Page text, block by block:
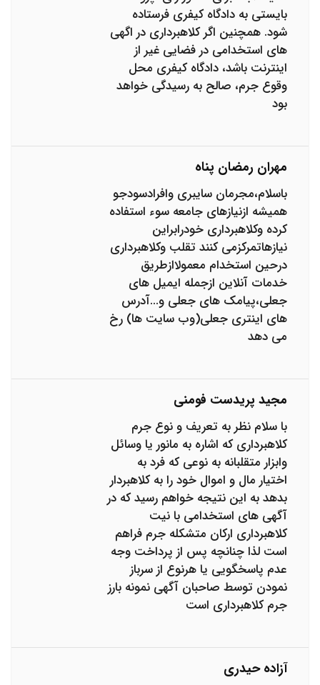
بایستی به دادگاه کیفری فرستاده
شود. همچنین اگر کلاهبرداری در اگهی
های استخدامی در فضایی غیر از
اینترنت باشد، دادگاه کیفری محل
وقوع جرم، صالح به رسیدگی خواهد
بود
مهران رمضان پناه
باسلام،مجرمان سایبری وافرادسودجو
همیشه ازنیازهای جامعه سوء استفاده
کرده وکلاهبرداری خودرابراین
نیازهاتمرکزمی کنند تقلب وکلاهبرداری
درحین استخدام معمولاازطریق
خدمات آنلاین ازجمله ایمیل های
جعلی،پیامک های جعلی و...آدرس
های اینتری جعلی(وب سایت ها) رخ
می دهد
مجید پریدست فومنی
با سلام نظر به تعریف و نوع جرم
کلاهبرداری که اشاره به مانور یا وسائل
وابزار متقلبانه به نوعی که فرد به
اختیار مال و اموال خود را به کلاهبردار
بدهد به این نتیجه خواهم رسید که در
آگهی های استخدامی با نیت
کلاهبرداری ارکان متشکله جرم فراهم
است لذا چنانچه پس از پرداخت وجه
عدم پاسخگویی یا هرنوع از سرباز
نمودن توسط صاحبان آگهی نمونه بارز
جرم کلاهبرداری است
آزاده حیدری